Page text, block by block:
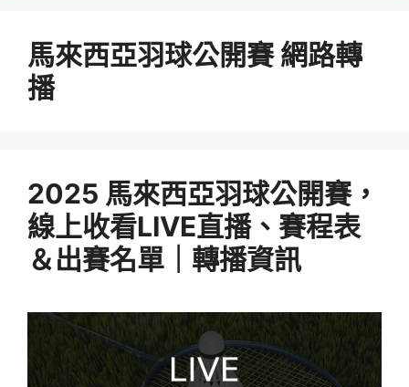
馬來西亞羽球公開賽 網路轉
播
2025 馬來西亞羽球公開賽，
線上收看LIVE直播、賽程表
＆出賽名單｜轉播資訊